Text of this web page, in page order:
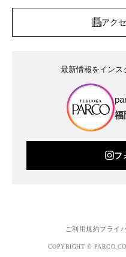
アク
最新情報をインス
福
フ
ご利用規約プライ
COPYRIGHT ©